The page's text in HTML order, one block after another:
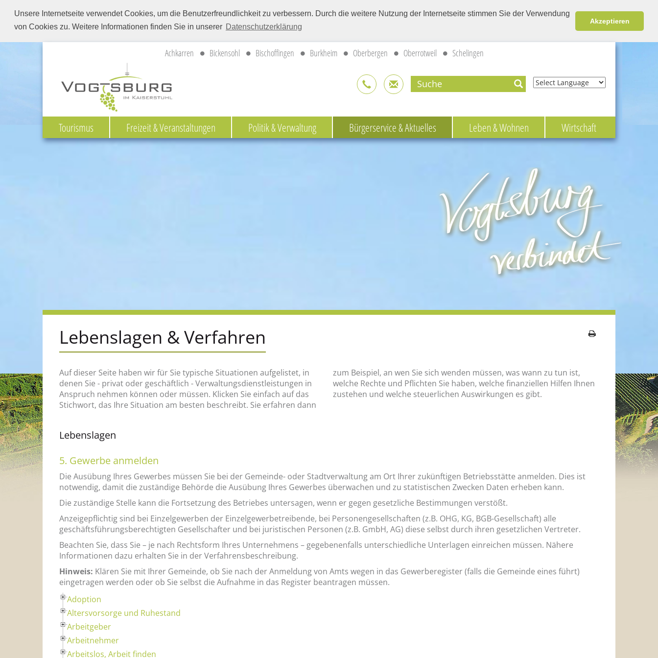
Unsere Internetseite verwendet Cookies, um die Benutzerfreundlichkeit zu verbessern. Durch die weitere Nutzung der Internetseite stimmen Sie der Verwendung
von Cookies zu. Weitere Informationen finden Sie in unserer Datenschutzerklärung
Akzeptieren
Achkarren Bickensohl Bischoffingen Burkheim Oberbergen Oberrotweil Schelingen
Tourismus Freizeit & Veranstaltungen Politik & Verwaltung Bürgerservice & Aktuelles Leben & Wohnen Wirtschaft
Lebenslagen & Verfahren
Auf dieser Seite haben wir für Sie typische Situationen aufgelistet, in
denen Sie - privat oder geschäftlich - Verwaltungsdienstleistungen in
Anspruch nehmen können oder müssen. Klicken Sie einfach auf das
Stichwort, das Ihre Situation am besten beschreibt. Sie erfahren dann
zum Beispiel, an wen Sie sich wenden müssen, was wann zu tun ist,
welche Rechte und Pflichten Sie haben, welche finanziellen Hilfen Ihnen
zustehen und welche steuerlichen Auswirkungen es gibt.
Lebenslagen
5. Gewerbe anmelden
Die Ausübung Ihres Gewerbes müssen Sie bei der Gemeinde- oder Stadtverwaltung am Ort Ihrer zukünftigen Betriebsstätte anmelden. Dies ist
notwendig, damit die zuständige Behörde die Ausübung Ihres Gewerbes überwachen und zu statistischen Zwecken Daten erheben kann.
Die zuständige Stelle kann die Fortsetzung des Betriebes untersagen, wenn er gegen gesetzliche Bestimmungen verstößt.
Anzeigepflichtig sind bei Einzelgewerben der Einzelgewerbetreibende, bei Personengesellschaften (z.B. OHG, KG, BGB-Gesellschaft) alle
geschäftsführungsberechtigten Gesellschafter und bei juristischen Personen (z.B. GmbH, AG) diese selbst durch ihren gesetzlichen Vertreter.
Beachten Sie, dass Sie – je nach Rechtsform Ihres Unternehmens – gegebenenfalls unterschiedliche Unterlagen einreichen müssen. Nähere
Informationen dazu erhalten Sie in der Verfahrensbeschreibung.
Hinweis: Klären Sie mit Ihrer Gemeinde, ob Sie nach der Anmeldung von Amts wegen in das Gewerberegister (falls die Gemeinde eines führt)
eingetragen werden oder ob Sie selbst die Aufnahme in das Register beantragen müssen.
Adoption
Altersvorsorge und Ruhestand
Arbeitgeber
Arbeitnehmer
Arbeitslos, Arbeit finden